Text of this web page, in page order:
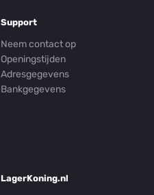
Support
Neem contact op
Openingstijden
Adresgegevens
Bankgegevens
LagerKoning.nl